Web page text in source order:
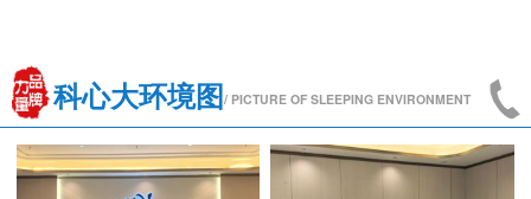
科心大环境图/ PICTURE OF SLEEPING ENVIRONMENT